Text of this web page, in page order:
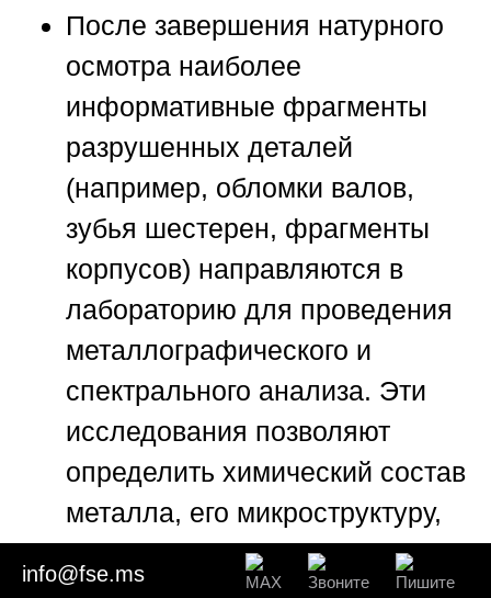
После завершения натурного
осмотра наиболее
информативные фрагменты
разрушенных деталей
(например, обломки валов,
зубья шестерен, фрагменты
корпусов) направляются в
лабораторию для проведения
металлографического и
спектрального анализа. Эти
исследования позволяют
определить химический состав
металла, его микроструктуру,
наличие неметаллических
info@fse.ms